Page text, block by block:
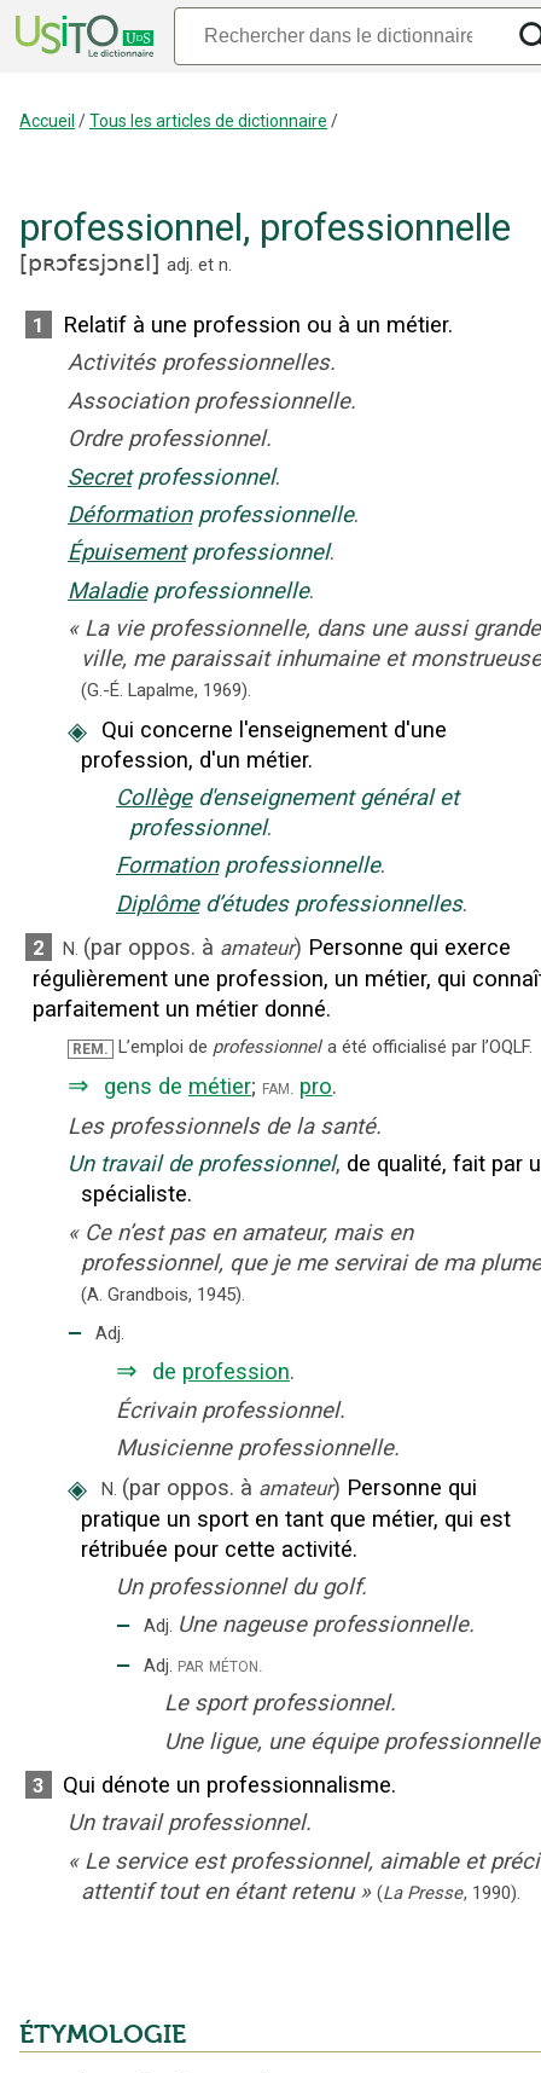
Accueil /Tous les articles de dictionnaire /
professionnel, professionnelle
[pʀɔfɛsjɔnɛl ] adj. et n.
1
Relatif à une profession ou à un métier.
Activités professionnelles.
Association professionnelle.
Ordre professionnel.
Secret professionnel.
Déformation professionnelle.
Épuisement professionnel.
Maladie professionnelle.
« La vie professionnelle, dans une aussi grande
ville, me paraissait inhumaine et monstrueuse
(G.-É. Lapalme, 1969).
◈ Qui concerne l'enseignement d'une
profession, d'un métier.
Collège d'enseignement général et
professionnel.
Formation professionnelle.
Diplôme d’études professionnelles.
2 N. (par oppos. à amateur) Personne qui exerce
régulièrement une profession, un métier, qui
parfaitement un métier donné.
REM. L’emploi de professionnel a été officialisé par l’OQLF.
⇒ gens de métier; fam. pro.
Les professionnels de la santé.
Un travail de professionnel, de qualité, fait par
spécialiste.
« Ce n’est pas en amateur, mais en
professionnel, que je me servirai de ma plume
(A. Grandbois, 1945).
‒ Adj.
⇒ de profession.
Écrivain professionnel.
Musicienne professionnelle.
◈ N. (par oppos. à amateur) Personne qui
pratique un sport en tant que métier, qui est
rétribuée pour cette activité.
Un professionnel du golf.
‒ Adj. Une nageuse professionnelle.
‒ Adj. par méton.
Le sport professionnel.
Une ligue, une équipe
3
Qui dénote un professionnalisme.
Un travail professionnel.
« Le service est professionnel, aimable et
attentif tout en étant retenu » (La Presse, 1990).
ÉTYMOLOGIE